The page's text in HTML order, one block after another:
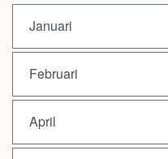
Januari
Februari
April